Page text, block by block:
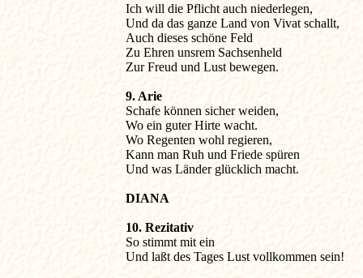
Ich will die Pflicht auch niederlegen,
Und da das ganze Land von Vivat schallt,
Auch dieses schöne Feld
Zu Ehren unsrem Sachsenheld
Zur Freud und Lust bewegen.
9. Arie
Schafe können sicher weiden,
Wo ein guter Hirte wacht.
Wo Regenten wohl regieren,
Kann man Ruh und Friede spüren
Und was Länder glücklich macht.
DIANA
10. Rezitativ
So stimmt mit ein
Und laßt des Tages Lust vollkommen sein!